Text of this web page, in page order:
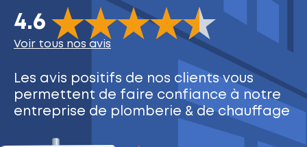
4.6
The rating of this product is 4.6out of 5
Voir tous nos avis
Les avis positifs de nos clientsvous
permettent de faire confiance à notre
entreprise de plomberie & de chauffage